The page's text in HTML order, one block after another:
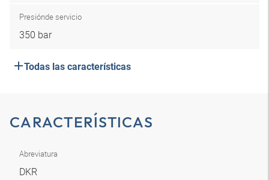
Presiónde servicio
350 bar
Todas las características
CARACTERÍSTICAS
Abreviatura
DKR